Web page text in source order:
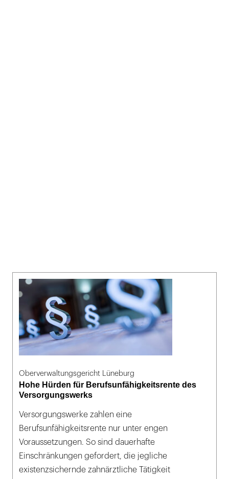
Oberverwaltungsgericht Lüneburg
Hohe Hürden für Berufsunfähigkeitsrente des
Versorgungswerks
Versorgungswerke zahlen eine
Berufsunfähigkeitsrente nur unter engen
Voraussetzungen. So sind dauerhafte
Einschränkungen gefordert, die jegliche
existenzsichernde zahnärztliche Tätigkeit